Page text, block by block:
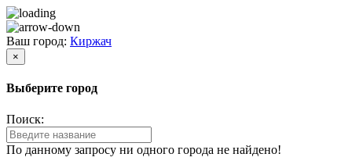
Ваш город: Киржач
×
Выберите город
Поиск:
По данному запросу ни одного города не найдено!